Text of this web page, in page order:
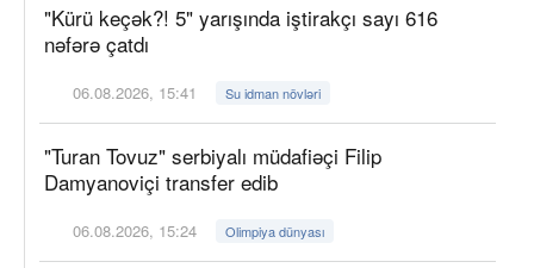
"Kürü keçək?! 5" yarışında iştirakçı sayı 616
nəfərə çatdı
06.08.2026, 15:41 Su idman növləri
"Turan Tovuz" serbiyalı müdafiəçi Filip
Damyanoviçi transfer edib
06.08.2026, 15:24 Olimpiya dünyası